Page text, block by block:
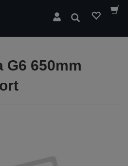
Hledat
G6 650mm